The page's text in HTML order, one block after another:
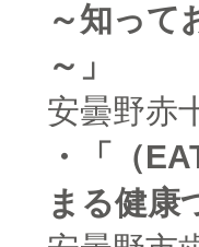
～知って
～」
安曇野赤
・「（
まる健康